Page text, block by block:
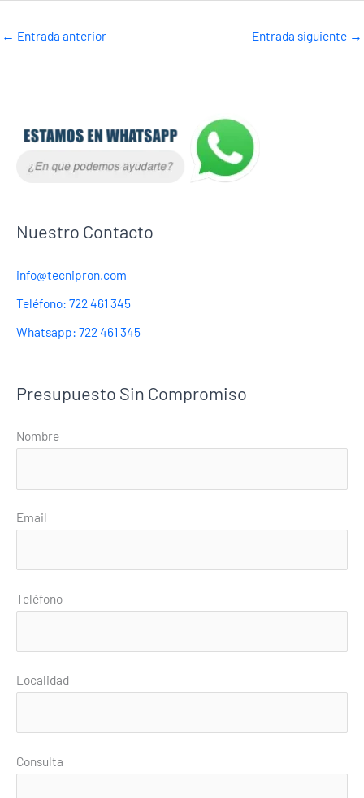
← Entrada anterior Entrada siguiente →
Nuestro Contacto
info@tecnipron.com
Teléfono: 722 461 345
Whatsapp: 722 461 345
Presupuesto Sin Compromiso
Nombre
Email
Teléfono
Localidad
Consulta